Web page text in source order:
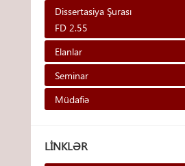
Dissertasiya Şurası
FD 2.55
Elanlar
Seminar
Müdafiə
LINKLƏR